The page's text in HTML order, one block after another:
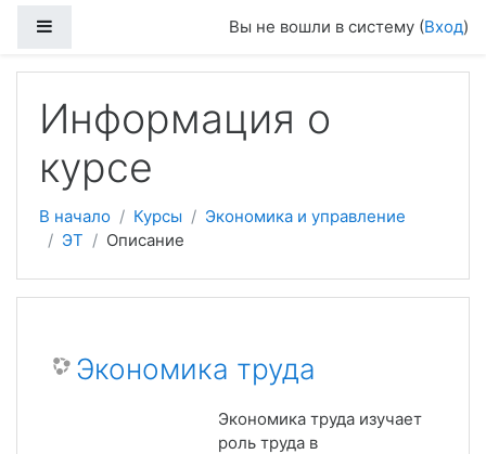
Вы не вошли в систему (Вход)
Информация о
курсе
В начало Курсы
Экономика и управление
ЭТ
Описание
Экономика труда
Экономика труда изучает
роль труда в